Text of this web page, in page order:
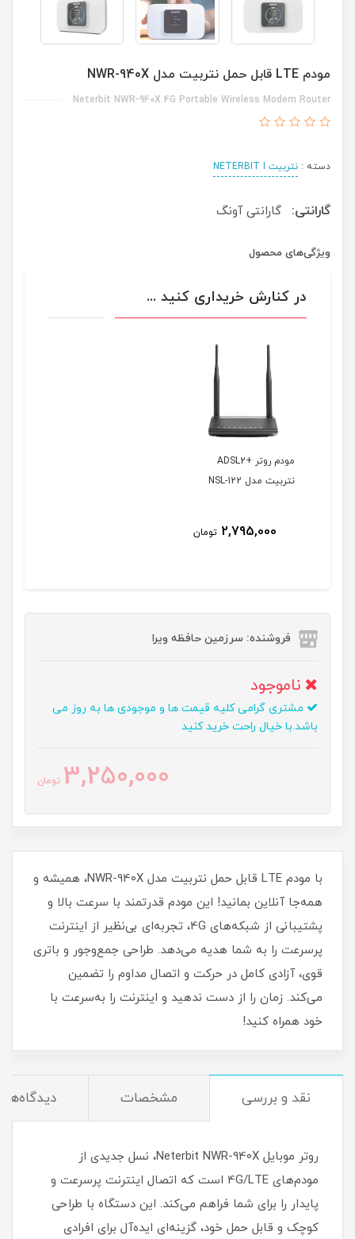
مودم LTE قابل حمل نتربیت مدل NWR-940X
Neterbit NWR-940X 4G Portable Wireless Modem Router
دسته : نتربیت NETERBIT I
گارانتی: گارانتی آونگ
ویژگی‌های محصول
در کنارش خریداری کنید ...
مودم روتر +ADSL2
نتربیت مدل NSL-122
2,795,000 تومان
فروشنده: سرزمین حافظه ویرا
ناموجود
مشتری گرامی کلیه قیمت ها و موجودی ها به روز می
باشد.با خیال راحت خرید کنید
3,250,000 تومان
با مودم LTE قابل حمل نتربیت مدل NWR-940X، همیشه و
همه‌جا آنلاین بمانید! این مودم قدرتمند با سرعت بالا و
پشتیبانی از شبکه‌های 4G، تجربه‌ای بی‌نظیر از اینترنت
پرسرعت را به شما هدیه می‌دهد. طراحی جمع‌وجور و باتری
قوی، آزادی کامل در حرکت و اتصال مداوم را تضمین
می‌کند. زمان را از دست ندهید و اینترنت را به‌سرعت با
خود همراه کنید!
نقد و بررسی مشخصات دیدگاه‌ها
روتر موبایل Neterbit NWR-940X، نسل جدیدی از
مودم‌های 4G/LTE است که اتصال اینترنت پرسرعت و
پایدار را برای شما فراهم می‌کند. این دستگاه با طراحی
کوچک و قابل حمل خود، گزینه‌ای ایده‌آل برای افرادی